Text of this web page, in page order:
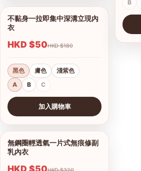
1/8
不黏身一拉即集中深溝立現內
衣
HKD $50 HKD $180
黑色 膚色
淺紫色
A
B C
加入購物車
1/10
查看圖片
無鋼圈輕透氣一片式無痕修副
乳內衣
HKD $50
B